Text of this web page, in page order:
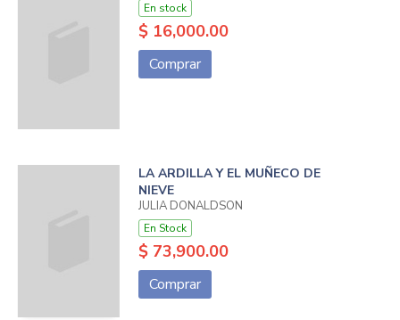
En stock
$ 16,000.00
Comprar
LA ARDILLA Y EL MUÑECO DE
NIEVE
JULIA DONALDSON
En Stock
$ 73,900.00
Comprar